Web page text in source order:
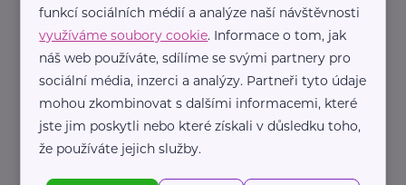
Recepty
funkcí sociálních médií a analýze naší návštěvnosti
využíváme soubory cookie. Informace o tom, jak
náš web používáte, sdílíme se svými partnery pro
sociální média, inzerci a analýzy. Partneři tyto údaje
mohou zkombinovat s dalšími informacemi, které
jste jim poskytli nebo které získali v důsledku toho,
že používáte jejich služby.